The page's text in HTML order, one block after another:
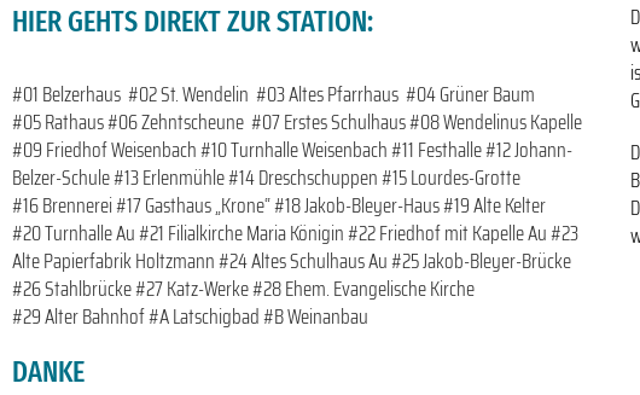
HIER GEHTS DIREKT ZUR STATION:
#01 Belzerhaus #02 St. Wendelin #03 Altes Pfarrhaus #04 Grüner Baum
#05 Rathaus#06 Zehntscheune #07 Erstes Schulhaus#08 Wendelinus Kapelle
#09 Friedhof Weisenbach#10 Turnhalle Weisenbach#11 Festhalle#12 Johann-
Belzer-Schule#13 Erlenmühle#14 Dreschschuppen#15 Lourdes-Grotte
#16 Brennerei#17 Gasthaus „Krone“#18 Jakob-Bleyer-Haus#19 Alte Kelter
#20 Turnhalle Au#21 Filialkirche Maria Königin#22 Friedhof mit Kapelle Au#23
Alte Papierfabrik Holtzmann#24 Altes Schulhaus Au#25 Jakob-Bleyer-Brücke
#26 Stahlbrücke#27 Katz-Werke#28 Ehem. Evangelische Kirche
#29 Alter Bahnhof#A Latschigbad#B Weinanbau
DANKE